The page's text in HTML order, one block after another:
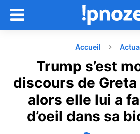
Accueil
Trump s’est
discours de
alors elle lui a
d’oeil dans sa